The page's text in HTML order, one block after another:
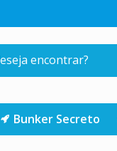
NA LOJA | CLIQUE AQUI
Bunker Secreto